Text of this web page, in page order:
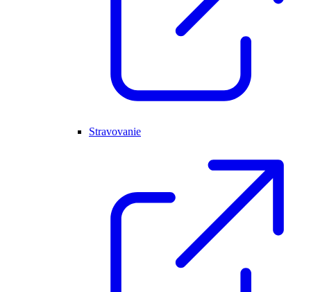
Stravovanie